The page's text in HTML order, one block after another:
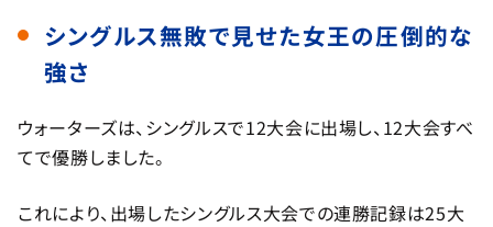
シングルス無敗で見せた女王の圧倒的な
強さ
ウォーターズは、シングルスで12大会に出場し、12大会すべ
てで優勝しました。
これにより、出場したシングルス大会での連勝記録は25大